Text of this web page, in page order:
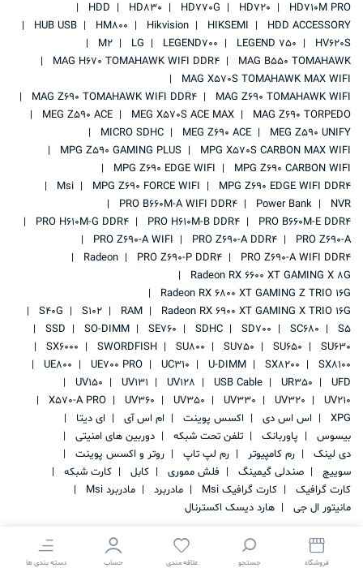
HD710M PRO
HD720
HD770G
HD830
HDD
HDD ACCESSORY
HIKSEMI
Hikvision
HM800
HUB USB
HV620S
LEGEND 750
LEGEND700
LG
M2
MAG B550 TOMAHAWK
MAG H670 TOMAHAWK WIFI DDR4
MAG X570S TOMAHAWK MAX WIFI
MAG Z690 TOMAHAWK WIFI
MAG Z690 TOMAHAWK WIFI DDR4
MAG Z690 TORPEDO
MEG X570S ACE MAX
MEG Z590 ACE
MEG Z590 UNIFY
MEG Z690 ACE
MICRO SDHC
MPG X570S CARBON MAX WIFI
MPG Z590 GAMING PLUS
MPG Z690 CARBON WIFI
MPG Z690 EDGE WIFI
MPG Z690 EDGE WIFI DDR4
MPG Z690 FORCE WIFI
Msi
NVR
Power Bank
PRO B660M-A WIFI DDR4
PRO B660M-E DDR4
PRO H610M-B DDR4
PRO H610M-G DDR4
PRO Z690-A
PRO Z690-A DDR4
PRO Z690-A WIFI
PRO Z690-A WIFI DDR4
PRO Z690-P DDR4
Radeon
Radeon RX 6600 XT GAMING X 8G
Radeon RX 6800 XT GAMING Z TRIO 16G
Radeon RX 6900 XT GAMING X TRIO 16G
RAM
S102
S40G
S5
SC680
SD700
SDHC
SE760
SO-DIMM
SSD
SU630
SU650
SU750
SU800
SWORDFISH
SX6000
SX8100
SX8200
U-DIMM
UC310
UE700 PRO
UE800
UFD
UR350
USB Cable
UV128
UV131
UV150
UV210
UV320
UV330
UV350
UV360
X570-A PRO
XPG
اس اس دی اکسس پوینت ام اس آی
ای دیتا
بیسوس
پاوربانک تلفن تحت شبکه
دوربین های امنیتی
دی لینک
رم کامپیوتر رم لپ تاپ
روتر و اکسس پوینت
سوییچ
صندلی گیمینگ فلش مموری کابل
کارت شبکه
کارت گرافیک
کارت گرافیک Msi مادربرد
مادربرد Msi
مانیتور ال جی
هارد دیسک اکسترنال
فروشگاه جستجو علاقه مندی حساب دسته بندی ها